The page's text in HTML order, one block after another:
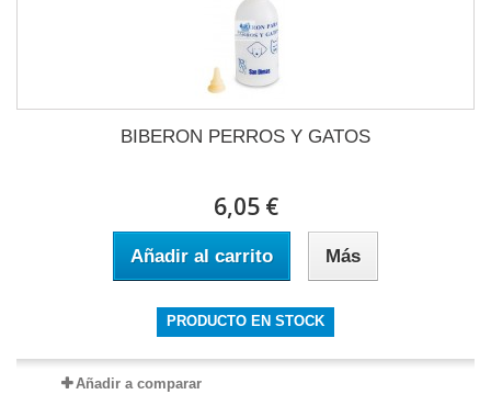
BIBERON PERROS Y GATOS
6,05 €
Añadir al carrito Más
PRODUCTO EN STOCK
Añadir a comparar